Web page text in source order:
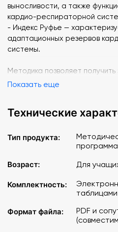
выносливости, а также
кардио-респираторной
- Индекс Руфье —
адаптационных резервов
системы.
Методика позволяет
и интегральную оценку уровня
Версия: электронная.
Показать еще
Технические
Тип продукта:
программа
Возраст:
Для
Комплектность:
Формат файла:
PDF и